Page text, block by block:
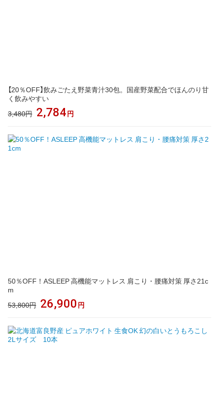
【20％OFF】飲みごたえ野菜青汁30包。国産野菜配合でほんのり甘
く飲みやすい
3,480円 2,784 円
50％OFF！ASLEEP 高機能マットレス 肩こり・腰痛対策 厚さ21c
m
53,800円 26,900 円